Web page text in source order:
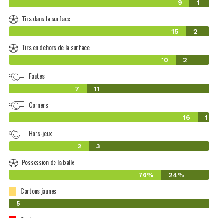
9 1
Tirs dans la surface
15 2
Tirs en dehors de la surface
10 2
Fautes
7 11
Corners
16 1
Hors-jeux
2 3
Possession de la balle
76% 24%
Cartons jaunes
0
5